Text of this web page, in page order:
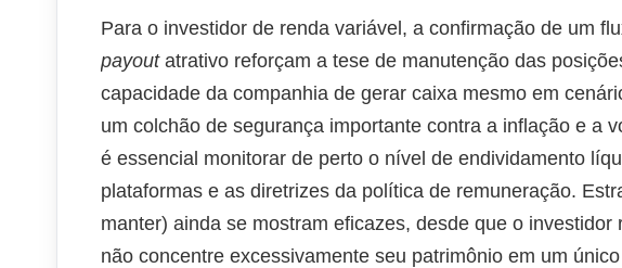
Para o investidor de renda variável, a confirmação de um
payoutatrativo reforçam a tese de manutenção das
capacidade da companhia de gerar caixa mesmo em
um colchão de segurança importante contra a inflação e a
é essencial monitorar de perto o nível de endividamento
plataformas e as diretrizes da política de remuneração.
manter) ainda se mostram eficazes, desde que o
não concentre excessivamente seu patrimônio em um